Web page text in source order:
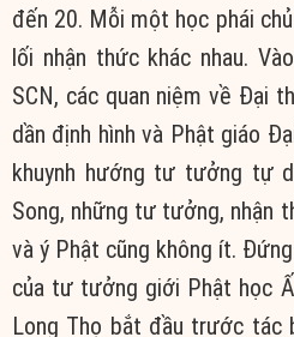
đến 20. Mỗi một học phái
lối nhận thức khác nhau.
SCN, các quan niệm về Đại
dần định hình và Phật giáo
khuynh hướng tư tưởng tự
Song, những tư tưởng, nhận
và ý Phật cũng không ít.
của tư tưởng giới Phật học
Long Thọ bắt đầu trước tác